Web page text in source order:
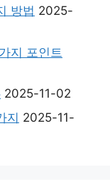
방법 2025-
지 포인트
2025-11-02
지 2025-11-